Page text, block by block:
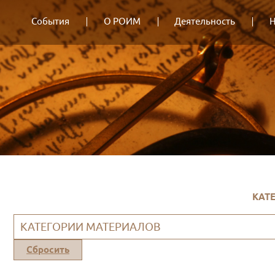
События О РОИМ Деятельность
КАТЕГОРИИ МАТЕРИАЛОВ
Сбросить